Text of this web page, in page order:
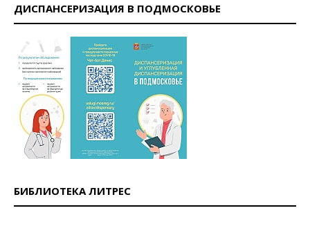
ДИСПАНСЕРИЗАЦИЯ В ПОДМОСКОВЬЕ
БИБЛИОТЕКА ЛИТРЕС